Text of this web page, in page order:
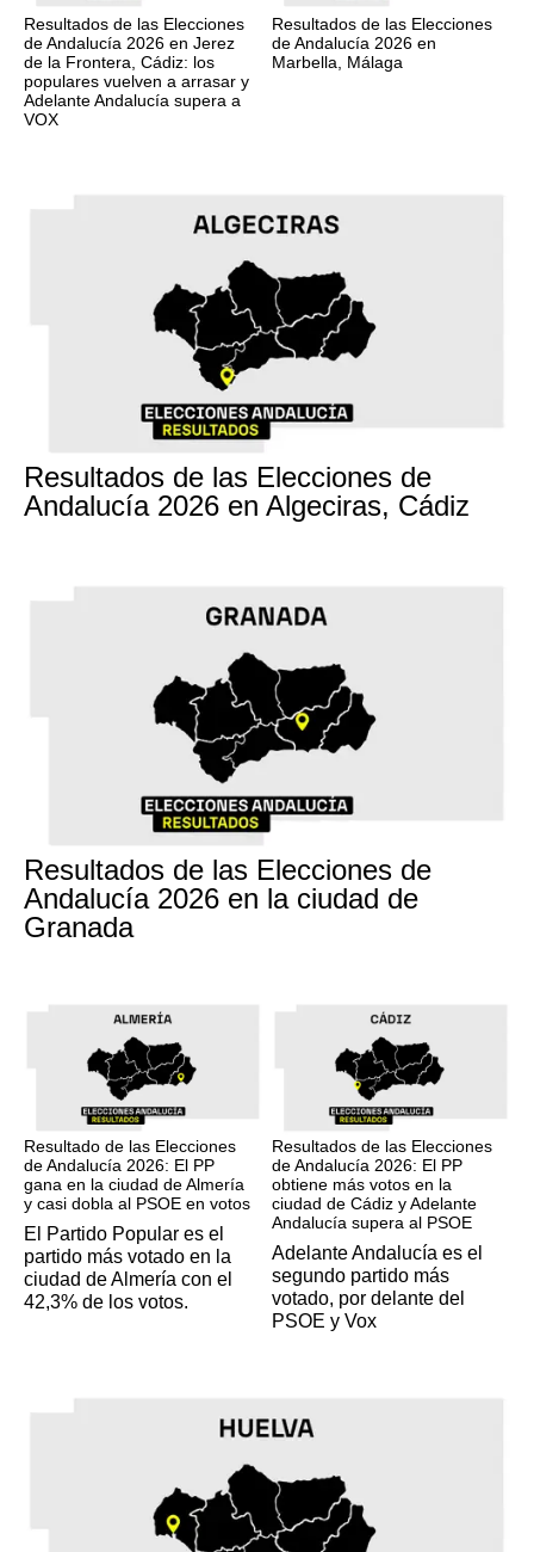
Resultados de las Elecciones
de Andalucía 2026 en Jerez
de la Frontera, Cádiz: los
populares vuelven a arrasar y
Adelante Andalucía supera a
VOX
Resultados de las Elecciones
de Andalucía 2026 en
Marbella, Málaga
Resultados de las Elecciones de
Andalucía 2026 en Algeciras, Cádiz
Resultados de las Elecciones de
Andalucía 2026 en la ciudad de
Granada
Resultado de las Elecciones
de Andalucía 2026: El PP
gana en la ciudad de Almería
y casi dobla al PSOE en votos
El Partido Popular es el
partido más votado en la
ciudad de Almería con el
42,3% de los votos.
Resultados de las Elecciones
de Andalucía 2026: El PP
obtiene más votos en la
ciudad de Cádiz y Adelante
Andalucía supera al PSOE
Adelante Andalucía es el
segundo partido más
votado, por delante del
PSOE y Vox